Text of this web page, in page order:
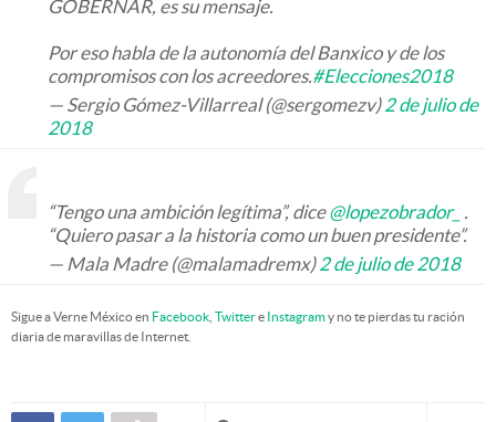
GOBERNAR, es su mensaje.
Por eso habla de la autonomía del Banxico y de los
compromisos con los acreedores.#Elecciones2018
— Sergio Gómez-Villarreal (@sergomezv)2 de julio de
2018
“Tengo una ambición legítima”, dice@lopezobrador_ .
“Quiero pasar a la historia como un buen presidente”.
— Mala Madre (@malamadremx)2 de julio de 2018
Sigue a Verne México en Facebook Twittere Instagramy no te pierdas tu ración
diaria de maravillas de Internet.